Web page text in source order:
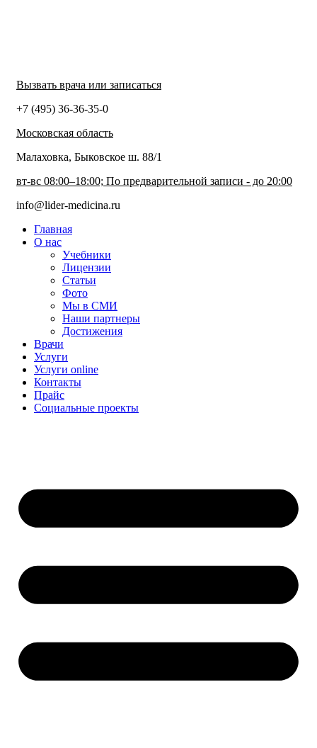
Вызвать врача или записаться
+7 (495) 36-36-35-0
Московская область
Малаховка, Быковское ш. 88/1
вт-вс 08:00–18:00; По предварительной записи - до 20:00
info@lider-medicina.ru
Главная
О нас
Учебники
Лицензии
Статьи
Фото
Мы в СМИ
Наши партнеры
Достижения
Врачи
Услуги
Услуги online
Контакты
Прайс
Социальные проекты